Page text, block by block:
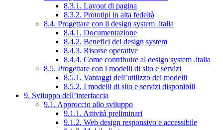
8.3.1. Layout di pagina
8.3.2. Prototipi in alta fedeltà
8.4. Progettare con il design system .italia
8.4.1. Documentazione
8.4.2. Benefici del design system
8.4.3. Risorse operative
8.4.4. Come contribuire al design system .italia
8.5. Progettare con i modelli di sito e servizi
8.5.1. Vantaggi dell’utilizzo dei modelli
8.5.2. I modelli di sito e servizi disponibili
9. Sviluppo dell’interfaccia
9.1. Approccio allo sviluppo
9.1.1. Attività preliminari
9.1.2. Web design responsivo e accessibile